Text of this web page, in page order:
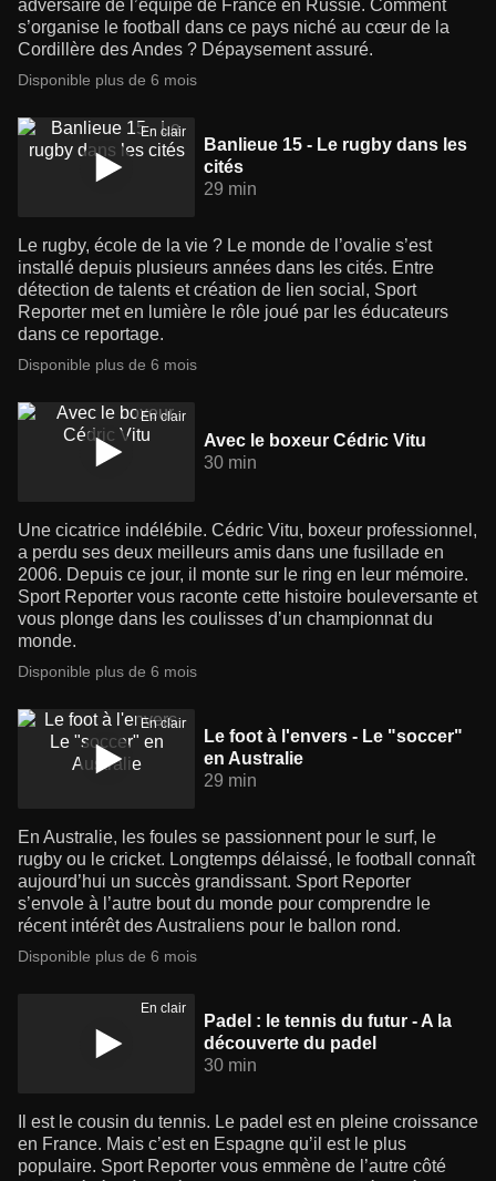
adversaire de l’équipe de France en Russie. Comment
s’organise le football dans ce pays niché au cœur de la
Cordillère des Andes ? Dépaysement assuré.
Disponible plus de 6 mois
En clair
Banlieue 15 - Le rugby dans les
cités
29 min
Le rugby, école de la vie ? Le monde de l’ovalie s’est
installé depuis plusieurs années dans les cités. Entre
détection de talents et création de lien social, Sport
Reporter met en lumière le rôle joué par les éducateurs
dans ce reportage.
Disponible plus de 6 mois
En clair
Avec le boxeur Cédric Vitu
30 min
Une cicatrice indélébile. Cédric Vitu, boxeur professionnel,
a perdu ses deux meilleurs amis dans une fusillade en
2006. Depuis ce jour, il monte sur le ring en leur mémoire.
Sport Reporter vous raconte cette histoire bouleversante et
vous plonge dans les coulisses d’un championnat du
monde.
Disponible plus de 6 mois
En clair
Le foot à l'envers - Le "soccer"
en Australie
29 min
En Australie, les foules se passionnent pour le surf, le
rugby ou le cricket. Longtemps délaissé, le football connaît
aujourd’hui un succès grandissant. Sport Reporter
s’envole à l’autre bout du monde pour comprendre le
récent intérêt des Australiens pour le ballon rond.
Disponible plus de 6 mois
En clair
Padel : le tennis du futur - A la
découverte du padel
30 min
Il est le cousin du tennis. Le padel est en pleine croissance
en France. Mais c’est en Espagne qu’il est le plus
populaire. Sport Reporter vous emmène de l’autre côté